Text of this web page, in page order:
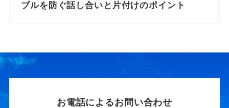
ブルを防ぐ話し合いと片付けのポイント
お電話によるお問い合わせ